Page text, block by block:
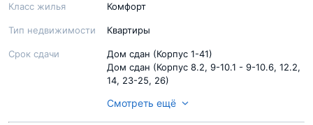
Класс жилья Комфорт
Тип недвижимости Квартиры
Срок сдачи
Дом сдан (Корпус 1-41)
Дом сдан (Корпус 8.2, 9-10.1 - 9-10.6, 12.2,
14, 23-25, 26)
Строительство завершено (Корпус 1-41)
Смотреть ещё